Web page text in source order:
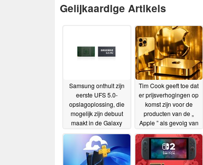
Gelijkaardige Artikels
Samsung onthult zijn
eerste UFS 5.0-
opslagoplossing, die
mogelijk zijn debuut
maakt in de Galaxy
23-06-2026
Tim Cook geeft toe dat
er prijsverhogingen op
komst zijn voor de
producten van de „
Apple ” als gevolg van
kosten van
geheugenchips18-06-
2026